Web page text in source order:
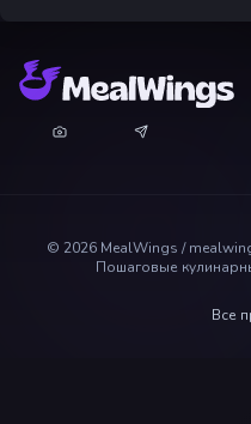
© 2026 MealWings /
Пошаговые
Все